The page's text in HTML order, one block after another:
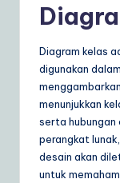
&
S
o
ft
Diagram kelas
digunakan
menunjukkan
serta hubungan
perangkat
desain akan
untuk